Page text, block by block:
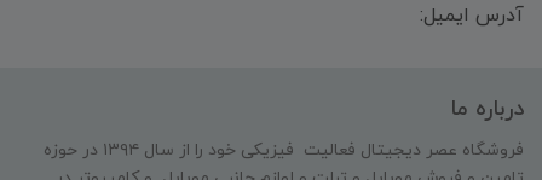
آدرس ایمیل:
درباره ما
فروشگاه عصر دیجیتال فعالیت فیزیکی خود را از سال ۱۳۹۴ در حوزه